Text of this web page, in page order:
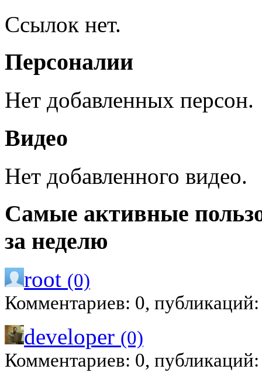
Ссылок нет.
Персоналии
Нет добавленных персон.
Видео
Нет добавленного видео.
Самые активные
за неделю
root (0)
Комментариев: 0,
developer (0)
Комментариев: 0,